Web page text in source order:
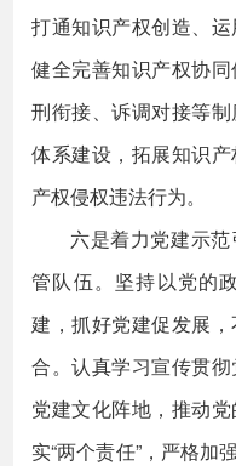
打通知识产权创造、
健全完善知识产权协
刑衔接、诉调对接等
体系建设，拓展知识
产权侵权违法行为。
六是着力党建示
管队伍。坚持以党的
建，抓好党建促发展
合。认真学习宣传贯
党建文化阵地，推动
实“两个责任”，严格加